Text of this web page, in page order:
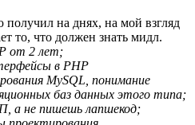
на днях, на мой взгляд
то, что должен знать мидл.
от 2 лет;
в PHP
MySQL, понимание
баз данных этого типа;
а не пишешь лапшекод;